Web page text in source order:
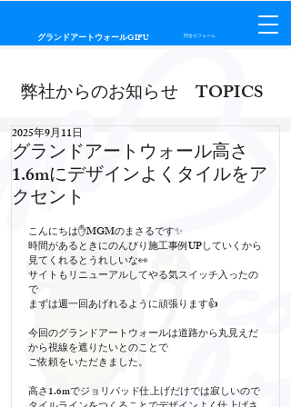
​グランドアートウォールGIFU 問合せフォーム
弊社からのお知らせ TOPICS
グランドアートウォール高さ
1.6mにデザインよくタイルをア
クセント
2025年9月11日
こんにちは✋MGMのまさるです✨
時間があるときにのんびり施工事例UPしていくから
見てくれるとうれしいな👀
サイトもリニューアルしてやる気スイッチ入ったの
で
まずは週一回あげれるように頑張ります👍
今回のグランドアートウォールは道路から丸見えだ
から視線を遮りたいとのことで
ご依頼をいただきました。
高さ1.6mでジョリパッド仕上げだけでは寂しいので